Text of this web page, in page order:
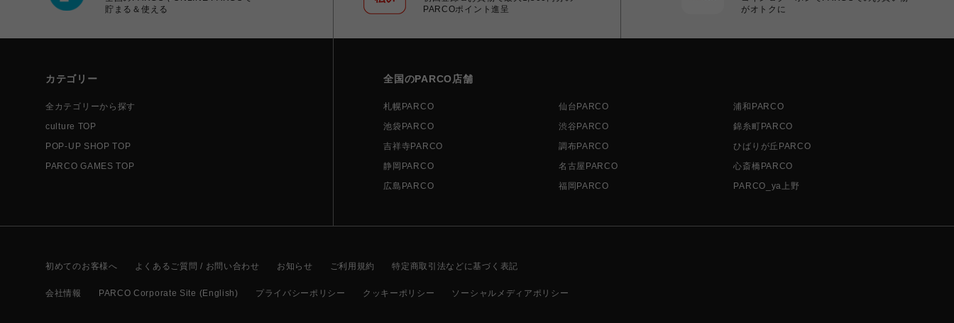
貯まる＆使える
PARCOポイント進呈
がオトクに
カテゴリー
全カテゴリーから探す
culture TOP
POP-UP SHOP TOP
PARCO GAMES TOP
全国のPARCO店舗
札幌PARCO 仙台PARCO
浦和PARCO
池袋PARCO
渋谷PARCO
錦糸町PARCO
吉祥寺PARCO
調布PARCO
ひばりが丘PARCO
静岡PARCO
名古屋PARCO
心斎橋PARCO
広島PARCO
福岡PARCO PARCO_ya上野
初めてのお客様へ よくあるご質問 / お問い合わせ お知らせ ご利用規約 特定商取引法などに基づく表記
会社情報 PARCO Corporate Site (English) プライバシーポリシー クッキーポリシー ソーシャルメディアポリシー